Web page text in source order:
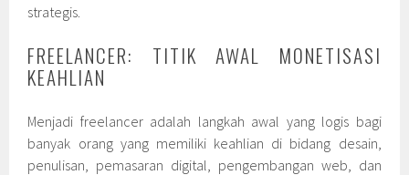
strategis.
FREELANCER: TITIK AWAL MONETISASI
KEAHLIAN
Menjadi freelancer adalah langkah awal yang logis bagi
banyak orang yang memiliki keahlian di bidang desain,
penulisan, pemasaran digital, pengembangan web, dan